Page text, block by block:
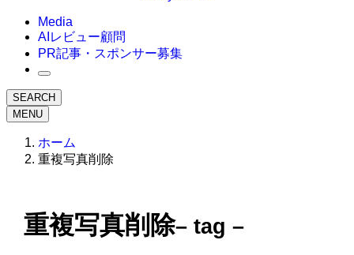
Media
AIレビュー顧問
PR記事・スポンサー募集
SEARCH
MENU
ホーム
重複写真削除
重複写真削除– tag –